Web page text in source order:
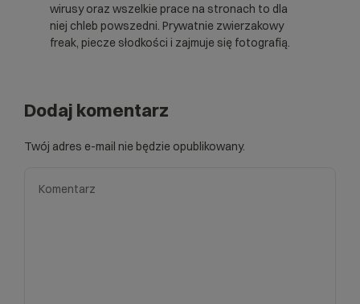
wirusy oraz wszelkie prace na stronach to dla
niej chleb powszedni. Prywatnie zwierzakowy
freak, piecze słodkości i zajmuje się fotografią.
Dodaj komentarz
Twój adres e-mail nie będzie opublikowany.